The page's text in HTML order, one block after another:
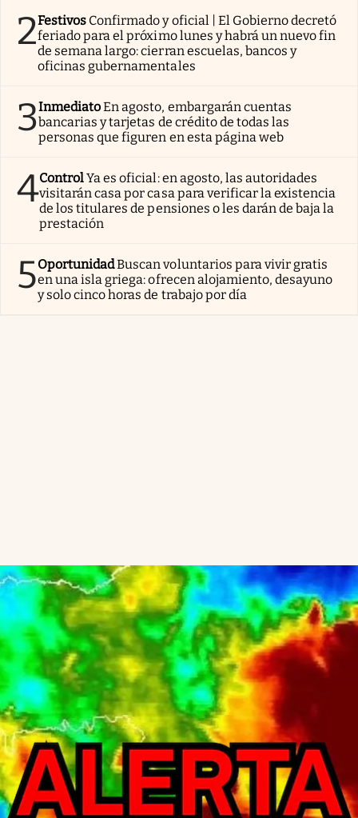
2Festivos Confirmado y oficial | El Gobierno decretó
feriado para el próximo lunes y habrá un nuevo fin
de semana largo: cierran escuelas, bancos y
oficinas gubernamentales
3InmediatoEn agosto, embargarán cuentas
bancarias y tarjetas de crédito de todas las
personas que figuren en esta página web
4ControlYa es oficial: en agosto, las autoridades
visitarán casa por casa para verificar la existencia
de los titulares de pensiones o les darán de baja la
prestación
5OportunidadBuscan voluntarios para vivir gratis
en una isla griega: ofrecen alojamiento, desayuno
y solo cinco horas de trabajo por día